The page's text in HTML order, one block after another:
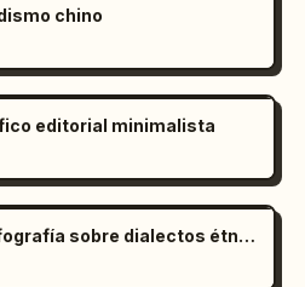
chino
editorial minimalista
Diseño estético de infografía sobre dialectos étnicos